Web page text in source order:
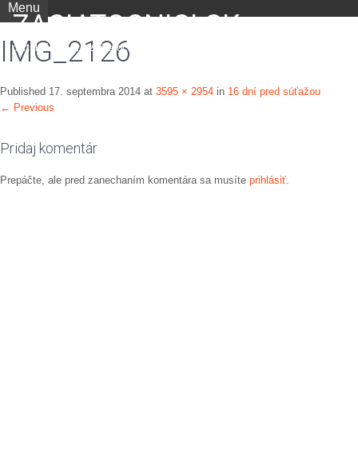
ZACIATOCNICI.SK
portál nielen pre začiatočníkov
Menu
IMG_2126
Published 17. septembra 2014 at 3595 × 2954 in 16 dní pred súťažou
← Previous
Pridaj komentár
Prepáčte, ale pred zanechaním komentára sa musíte prihlásiť.